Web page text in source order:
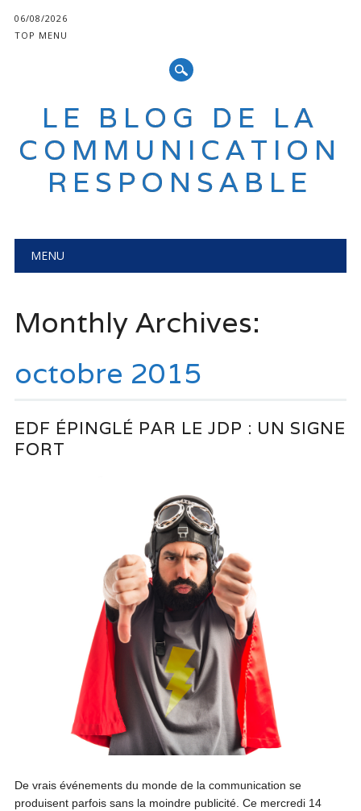
06/08/2026
TOP MENU
LE BLOG DE LA
COMMUNICATION
RESPONSABLE
Main menu
MENU
Monthly Archives:
octobre 2015
EDF ÉPINGLÉ PAR LE JDP : UN SIGNE
FORT
De vrais événements du monde de la communication se
produisent parfois sans la moindre publicité. Ce mercredi 14